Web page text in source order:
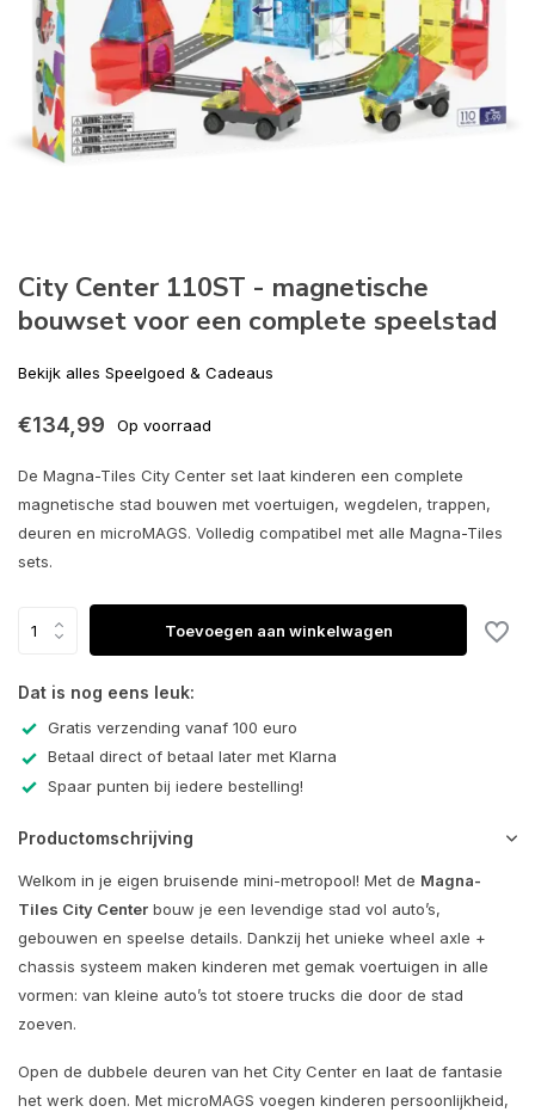
City Center 110ST - magnetische
bouwset voor een complete speelstad
Bekijk alles Speelgoed & Cadeaus
€134,99 Op voorraad
De Magna-Tiles City Center set laat kinderen een complete
magnetische stad bouwen met voertuigen, wegdelen, trappen,
deuren en microMAGS. Volledig compatibel met alle Magna-Tiles
sets.
Toevoegen aan winkelwagen
Dat is nog eens leuk:
Gratis verzending vanaf 100 euro
Betaal direct of betaal later met Klarna
Spaar punten bij iedere bestelling!
Productomschrijving
Welkom in je eigen bruisende mini-metropool! Met de Magna-
Tiles City Center bouw je een levendige stad vol auto’s,
gebouwen en speelse details. Dankzij het unieke wheel axle +
chassis systeem maken kinderen met gemak voertuigen in alle
vormen: van kleine auto’s tot stoere trucks die door de stad
zoeven.
Open de dubbele deuren van het City Center en laat de fantasie
het werk doen. Met microMAGS voegen kinderen persoonlijkheid,